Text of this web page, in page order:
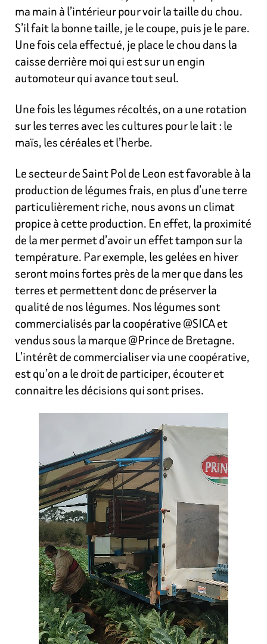
ma main à l’intérieur pour voir la taille du chou.
S’il fait la bonne taille, je le coupe, puis je le pare.
Une fois cela effectué, je place le chou dans la
caisse derrière moi qui est sur un engin
automoteur qui avance tout seul.
Une fois les légumes récoltés, on a une rotation
sur les terres avec les cultures pour le lait : le
maïs, les céréales et l’herbe.
Le secteur de Saint Pol de Leon est favorable à la
production de légumes frais, en plus d’une terre
particulièrement riche, nous avons un climat
propice à cette production. En effet, la proximité
de la mer permet d’avoir un effet tampon sur la
température. Par exemple, les gelées en hiver
seront moins fortes près de la mer que dans les
terres et permettent donc de préserver la
qualité de nos légumes. Nos légumes sont
commercialisés par la coopérative @SICA et
vendus sous la marque @Prince de Bretagne.
L’intérêt de commercialiser via une coopérative,
est qu’on a le droit de participer, écouter et
connaitre les décisions qui sont prises.